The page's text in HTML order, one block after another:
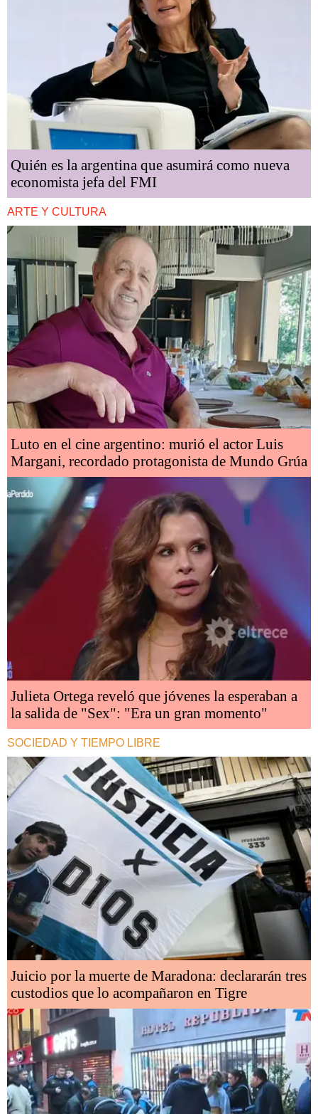
Quién es la argentina que asumirá como nueva
economista jefa del FMI
ARTE Y CULTURA
Luto en el cine argentino: murió el actor Luis
Margani, recordado protagonista de Mundo Grúa
Julieta Ortega reveló que jóvenes la esperaban a
la salida de "Sex": "Era un gran momento"
SOCIEDAD Y TIEMPO LIBRE
Juicio por la muerte de Maradona: declararán tres
custodios que lo acompañaron en Tigre